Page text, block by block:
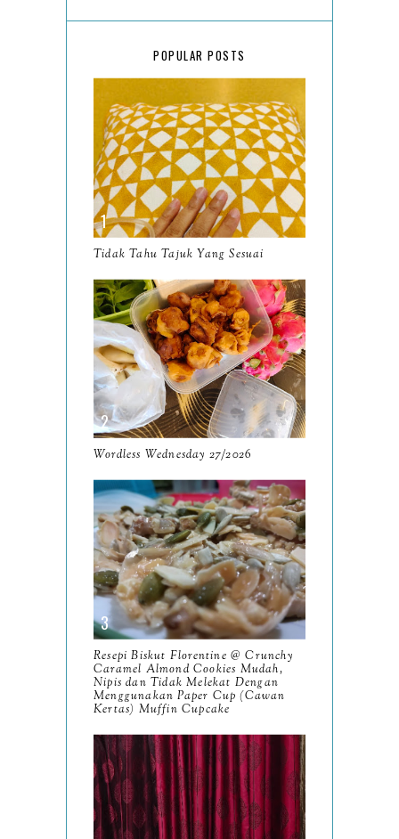
2025134
December15
November14
October13
September 9
August8
July 14
June10
May
April9
March11
February8
January14
2024130
December19
November 12
October10
September13
August9
July 12
June5
POPULAR POSTS
Tidak Tahu Tajuk Yang Sesuai
Wordless Wednesday 27/2026
Resepi Biskut Florentine @ Crunchy
Caramel Almond Cookies Mudah,
Nipis dan Tidak Melekat Dengan
Menggunakan Paper Cup (Cawan
Kertas) Muffin Cupcake